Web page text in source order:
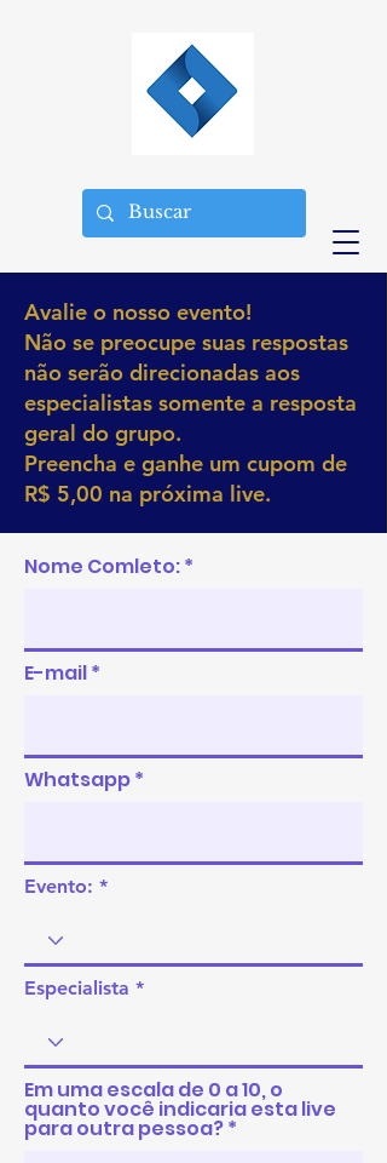
Avalie o nosso evento!
Não se preocupe suas respostas
não serão direcionadas aos
especialistas somente a resposta
geral do grupo.
Preencha e ganhe um cupom de
R$ 5,00 na próxima live.
Nome Comleto:
E-mail
Whatsapp
Evento:
Especialista
Em uma escala de 0 a 10, o
quanto você indicaria esta live
para outra pessoa?